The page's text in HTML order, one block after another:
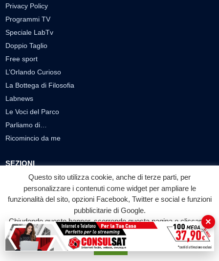
Privacy Policy
Programmi TV
Speciale LabTv
Doppio Taglio
Free sport
L’Orlando Curioso
La Bottega di Filosofia
Labnews
Le Voci del Parco
Parliamo di…
Ricomincio da me
SEZIONI
Cronaca
Politica
Cultura
Economia
Sport
Questo sito utilizza cookie, anche di terze parti, per
personalizzare i contenuti come widget per ampliare le
funzionalità del sito, opzioni Facebook, Twitter e social e funzioni
pubblicitarie di Google.
Chiudendo questo banner, scorrendo questa pagina o cliccando
su qualunque suo elemento acconsenti all'uso dei cookie.
Accetta
×